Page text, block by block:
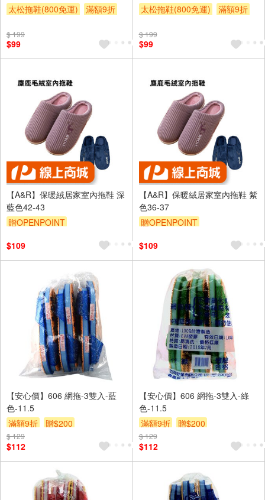
太松拖鞋(800免運)
滿額9折
$ 199
$99
太松拖鞋(800免運)
滿額9折
$ 199
$99
【A&R】保暖絨居家室內拖鞋 深
藍色42-43
贈OPENPOINT
$109
【A&R】保暖絨居家室內拖鞋 紫
色36-37
贈OPENPOINT
$109
【安心價】606 網拖-3雙入-藍
色-11.5
滿額9折
贈$200
$ 129
$112
【安心價】606 網拖-3雙入-綠
色-11.5
滿額9折
贈$200
$ 129
$112